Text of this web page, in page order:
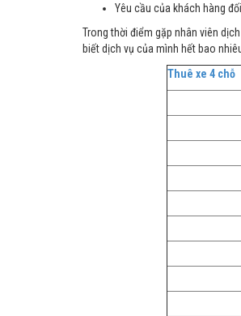
Yêu cầu của khách hàng
Trong thời điểm gặp nhân viên
biết dịch vụ của mình hết bao
Thuê xe 4 chỗ